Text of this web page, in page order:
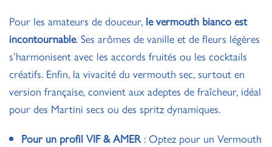
Pour les amateurs de douceur, le vermouth bianco est
incontournable. Ses arômes de vanille et de fleurs légères
s’harmonisent avec les accords fruités ou les cocktails
créatifs. Enfin, la vivacité du vermouth sec, surtout en
version française, convient aux adeptes de fraîcheur, idéal
pour des Martini secs ou des spritz dynamiques.
Pour un profil VIF & AMER : Optez pour un Vermouth